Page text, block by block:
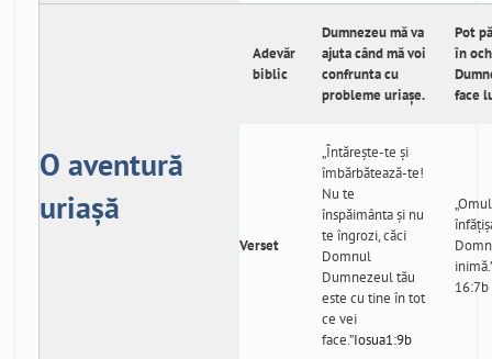
O aventură
uriașă
Adevăr
biblic
Dumnezeu mă va
ajuta când mă voi
confrunta cu
probleme uriașe.
Pot
în
face
Verset
„Întăreşte-te şi
îmbărbătează-te!
Nu te
înspăimânta şi nu
te îngrozi, căci
Domnul
Dumnezeul tău
este cu tine în tot
ce vei
face.”Iosua1:9b
16:7b